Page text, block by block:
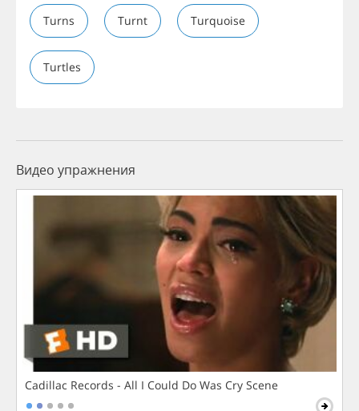
Turns Turnt Turquoise
Turtles
Видео упражнения
Cadillac Records - All I Could Do Was Cry Scene